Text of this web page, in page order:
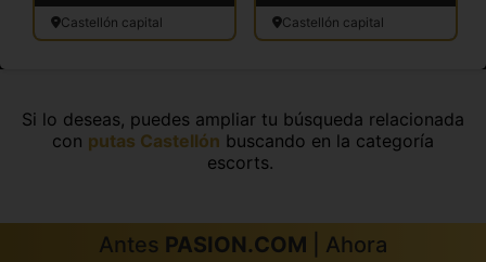
Castellón capital Castellón capital
Si lo deseas, puedes ampliar tu búsqueda relacionada
con putas Castellón buscando en la categoría
escorts.
Antes PASION.COM | Ahora